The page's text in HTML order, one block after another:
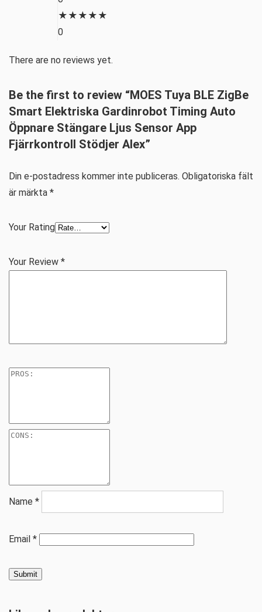
★ ★ ★ ★ ★
0
There are no reviews yet.
Be the first to review “MOES Tuya BLE ZigBe
Smart Elektriska Gardinrobot Timing Auto
Öppnare Stängare Ljus Sensor App
Fjärrkontroll Stödjer Alex”
Din e-postadress kommer inte publiceras. Obligatoriska fält
är märkta *
Your Rating
Your Review *
Name *
Email *